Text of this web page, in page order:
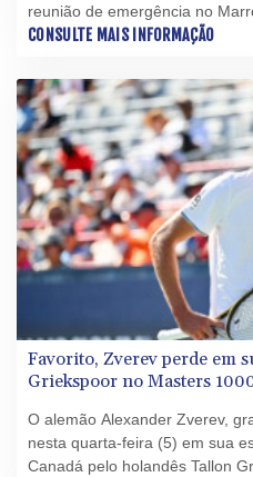
reunião de emergência no
desencadeada pelas críticas
CONSULTE MAIS INFORMAÇÃO
Favorito, Zverev perde em
Griekspoor no Masters
O alemão Alexander Zverev,
nesta quarta-feira (5) em sua
Canadá pelo holandês Tallon